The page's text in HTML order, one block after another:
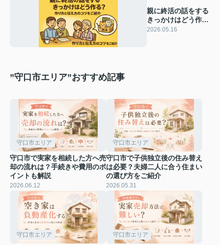
親に終活の話をする
きっかけはどう作
る？作り方と伝え方
2026.05.16
”守口市エリア”おすすめ記事
守口市エリア
守口市で実家を相続した方へ売
却の流れは？手続きや費用のポ
イントも解説
2026.06.12
守口市エリア
守口市で子供独立後の住み替え
は必要？夫婦二人に合う住まい
の選び方をご紹介
2026.05.31
守口市エリア 守口市エリア